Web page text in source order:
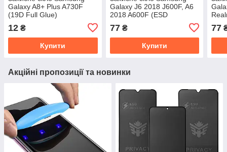
Galaxy A8+ Plus A730F
(19D Full Glue)
12 ₴
Купити
Galaxy J6 2018 J600F, A6
2018 A600F (ESD
77₴
Купити
77
Акційні пропозиції та новинки